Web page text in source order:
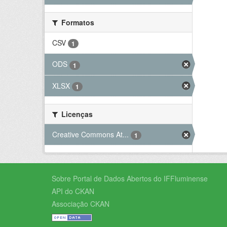
Formatos
CSV
1
ODS 1
XLSX 1
Licenças
Creative Commons At...
1
Sobre Portal de Dados Abertos do IFFluminense
API do CKAN
Associação CKAN